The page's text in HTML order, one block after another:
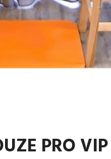
PRO